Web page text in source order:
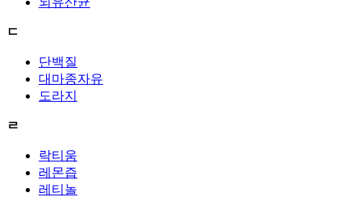
ㄷ
단백질
대마종자유
도라지
ㄹ
락티움
레몬즙
레티놀